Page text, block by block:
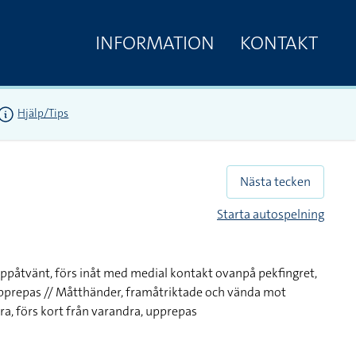
INFORMATION KONTAKT
Hjälp/Tips
Nästa tecken
Starta autospelning
förs inåt med medial kontakt ovanpå pekfingret,
// Måtthänder, framåtriktade och vända mot
förs kort från varandra, upprepas